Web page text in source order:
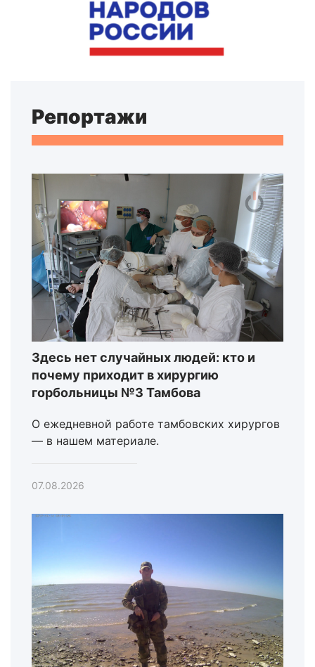
Репортажи
Здесь нет случайных людей: кто и
почему приходит в хирургию
горбольницы №3 Тамбова
О ежедневной работе тамбовских хирургов
— в нашем материале.
07.08.2026